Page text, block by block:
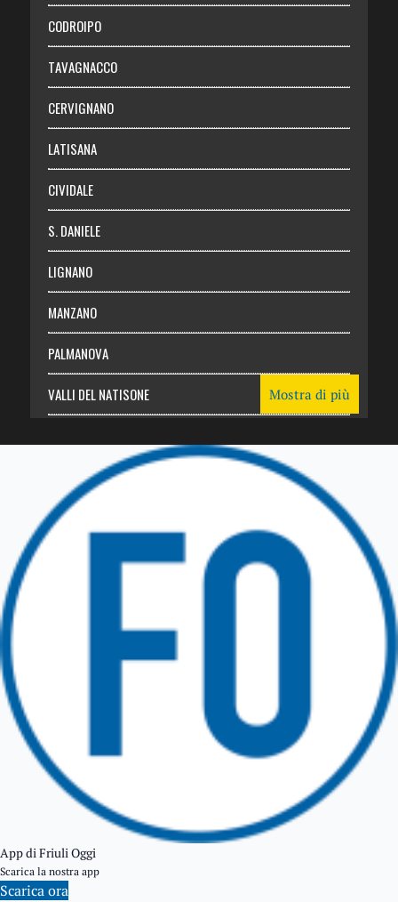
Necrologie
Chi siamo
Abbonati
Login
CODROIPO
TAVAGNACCO
CERVIGNANO
LATISANA
CIVIDALE
S. DANIELE
LIGNANO
MANZANO
PALMANOVA
VALLI DEL NATISONE
TRICESIMO
TARCENTO
GEMONA DEL FRIULI
Mostra di più
App di Friuli Oggi
Scarica la nostra app
Scarica ora